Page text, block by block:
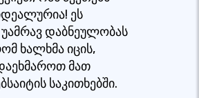
ეს
დაბნეულობას
ხალხმა იცის,
მათ
საკითხებში.